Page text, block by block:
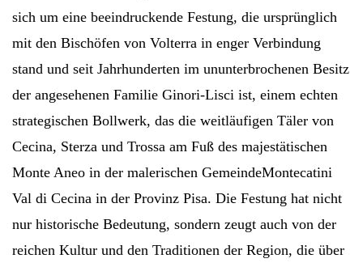
sich um eine beeindruckende Festung, die ursprünglich
mit den Bischöfen von Volterra in enger Verbindung
stand und seit Jahrhunderten im ununterbrochenen Besitz
der angesehenen Familie Ginori-Lisci ist, einem echten
strategischen Bollwerk, das die weitläufigen Täler von
Cecina, Sterza und Trossa am Fuß des majestätischen
Monte Aneo in der malerischen GemeindeMontecatini
Val di Cecina in der Provinz Pisa. Die Festung hat nicht
nur historische Bedeutung, sondern zeugt auch von der
reichen Kultur und den Traditionen der Region, die über